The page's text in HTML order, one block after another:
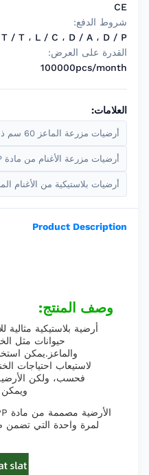
CE
شروط الدفع:
T / T ، L / C ، D / A ، D / P ، ويسترن يونيون ، موني جرام
القدرة على العرض:
100000pcs/month
العلامات:
أرضيات مزرعة الماعز 60 سم ذاتية القفل
أرضيات مزرعة الأغنام من مادة PP النقية
أرضيات بلاستيكية من الأغنام
Product Description
وصف المنتج:
أرضية بلاستيكية
حيوانات مثل
والماعز.يمكن
لاستيعاب احتياجات
فحسب، ولكن الأرضية
ويمكن
لمرة واحدة التي تضمن